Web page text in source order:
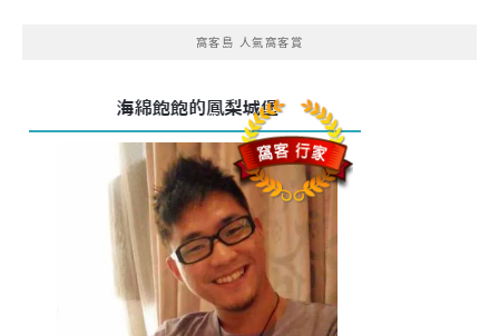
窩客島 人氣窩客賞